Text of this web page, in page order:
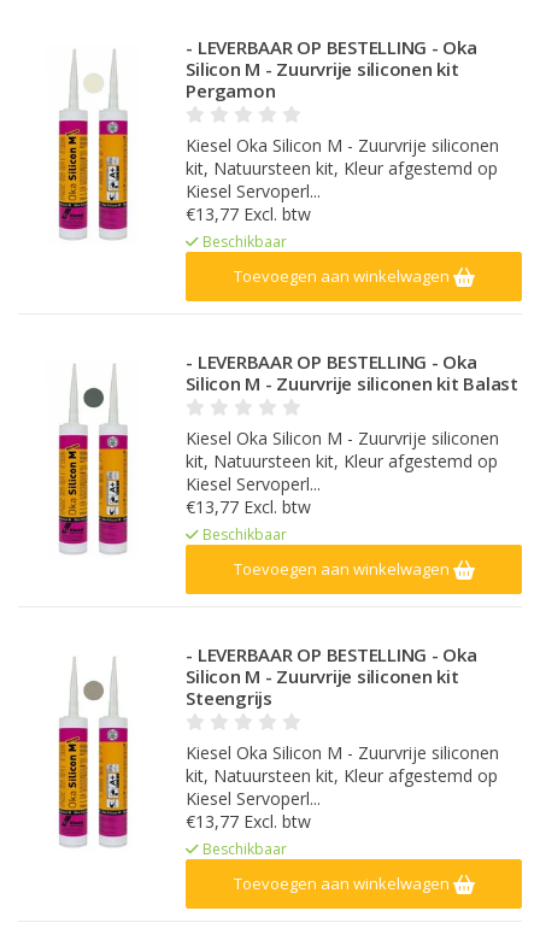
- LEVERBAAR OP BESTELLING - Oka
Silicon M - Zuurvrije siliconen kit
Pergamon
Kiesel Oka Silicon M - Zuurvrije siliconen
kit, Natuursteen kit, Kleur afgestemd op
Kiesel Servoperl...
€13,77 Excl. btw
Beschikbaar
Toevoegen aan winkelwagen
- LEVERBAAR OP BESTELLING - Oka
Silicon M - Zuurvrije siliconen kit Balast
Kiesel Oka Silicon M - Zuurvrije siliconen
kit, Natuursteen kit, Kleur afgestemd op
Kiesel Servoperl...
€13,77 Excl. btw
Beschikbaar
Toevoegen aan winkelwagen
- LEVERBAAR OP BESTELLING - Oka
Silicon M - Zuurvrije siliconen kit
Steengrijs
Kiesel Oka Silicon M - Zuurvrije siliconen
kit, Natuursteen kit, Kleur afgestemd op
Kiesel Servoperl...
€13,77 Excl. btw
Beschikbaar
Toevoegen aan winkelwagen